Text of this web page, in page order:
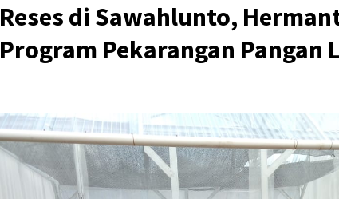
Reses di Sawahlunto,
Program Pekarangan Pangan